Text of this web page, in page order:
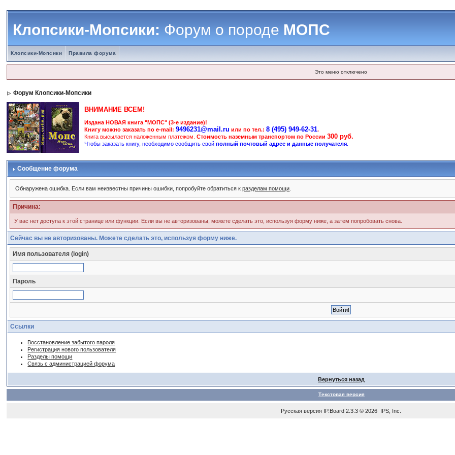
Клопсики-Мопсики:Форум о породеМОПС
Клопсики-Мопсики Правила форума
Это меню отключено
Форум Клопсики-Мопсики
ВНИМАНИЕ ВСЕМ!
Издана НОВАЯ книга "МОПС" (3-е издание)!
Книгу можно заказать по e-mail:9496231@mail.ru или по тел.:8 (495) 949-62-31.
Книга высылается наложенным платежом.Стоимость наземным транспортом по России300 руб.
Чтобы заказать книгу, необходимо сообщить свойполный почтовый адрес и данные получателя
Сообщение форума
Обнаружена ошибка. Если вам неизвестны причины ошибки, попробуйте обратиться кразделам помощи
Причина:
У вас нет доступа к этой странице или функции. Если вы не авторизованы, можете сделать это, используя форму ниже, а затем попробовать снова.
Сейчас вы не авторизованы. Можете сделать это, используя форму ниже.
Имя пользователя (login)
Пароль
Ссылки
Восстановление забытого пароля
Регистрация нового пользователя
Разделы помощи
Связь с администрацией форума
Вернуться назад
Текстовая версия
Русская версия IP.Board 2.3.3 © 2026 IPS, Inc